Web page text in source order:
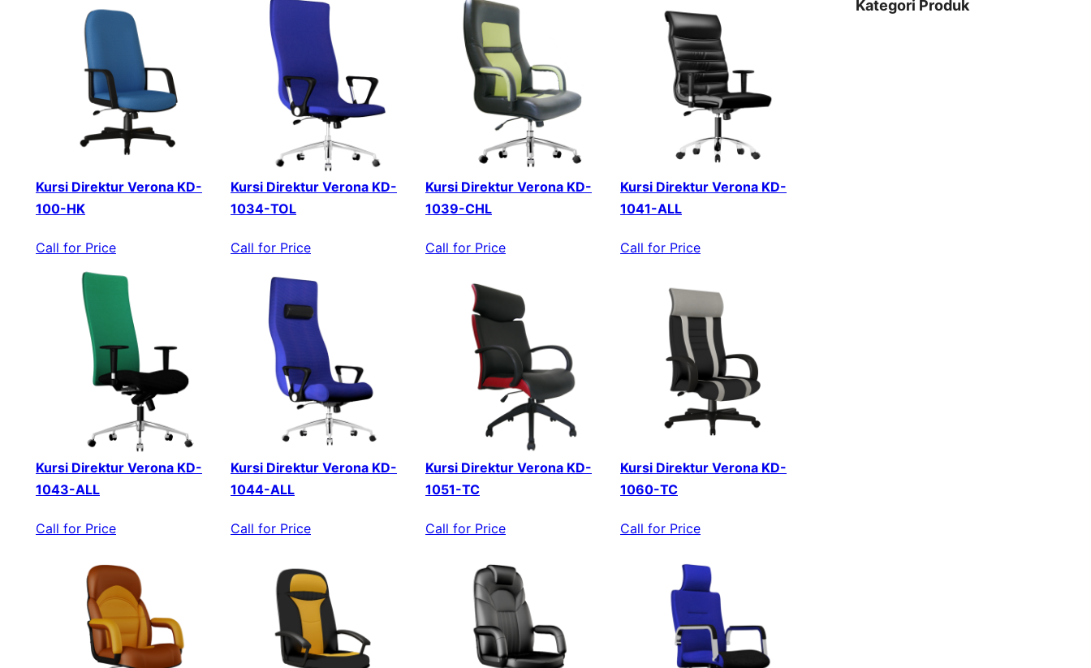
Kursi Direktur Verona KD-
100-HK
Call for Price
Kursi Direktur Verona KD-
1034-TOL
Call for Price
Kursi Direktur Verona KD-
1039-CHL
Call for Price
Kursi Direktur Verona KD-
1041-ALL
Call for Price
Kursi Direktur Verona KD-
1043-ALL
Call for Price
Kursi Direktur Verona KD-
1044-ALL
Call for Price
Kursi Direktur Verona KD-
1051-TC
Call for Price
Kursi Direktur Verona KD-
1060-TC
Call for Price
Kategori Produk